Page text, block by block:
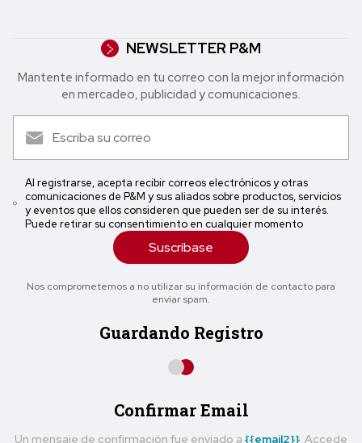
NEWSLETTER P&M
Mantente informado en tu correo con la mejor in formación
en mercadeo, publicidad y comunicaciones.
Al registrarse, acepta recibir correos electrónicos y otras
comunicaciones de P&M y sus aliados sobre productos, servicios
y eventos que ellos consideren que pueden ser de su interés.
Puede retirar su consentimiento en cualquier momento
Suscríbase
Nos comprometemos a no utilizar su información de contacto para
enviar spam.
Guardando Registro
Confirmar Email
Un mensaje de confirmación fue enviado a {{email2}} . Accede